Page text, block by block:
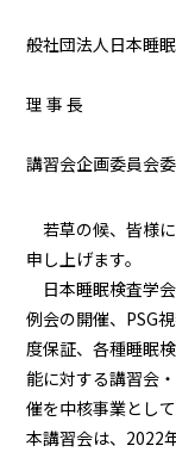
般社団法人日本睡
理 事 長
講習会企画委員
若草の候、皆様
申し上げます。
日本睡眠検査学
例会の開催、PSG
度保証、各種睡眠
能に対する講習会
催を中核事業とし
本講習会は、2022